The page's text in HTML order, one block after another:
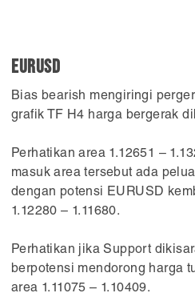
EURUSD
Bias bearish mengiringi
grafik TF H4 harga bergerak
Perhatikan area 1.12651 –
masuk area tersebut ada
dengan potensi EURUSD
1.12280 – 1.11680.
Perhatikan jika Support
berpotensi mendorong harga
area 1.11075 – 1.10409.